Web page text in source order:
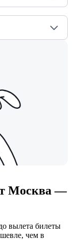
Москва —
вылета билеты
чем в